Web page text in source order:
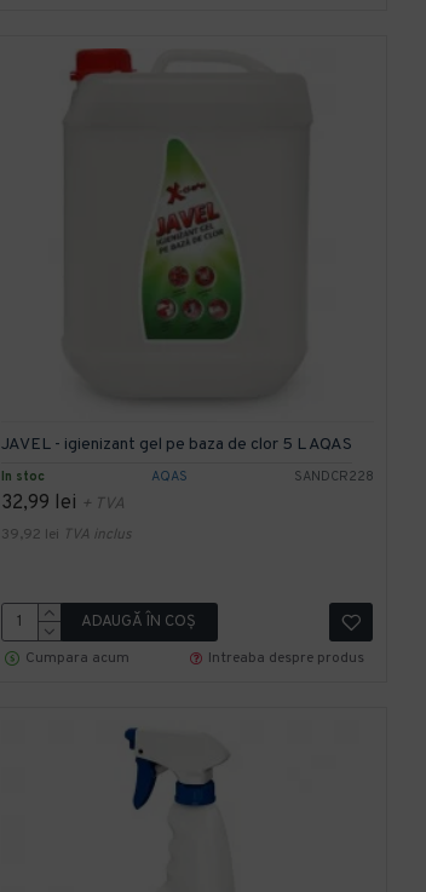
In stoc AQAS SANDCR228
JAVEL - igienizant gel pe baza de clor 5 L AQAS
32,99 lei + TVA
39,92 lei TVA inclus
ADAUGĂ ÎN COŞ
Cumpara acum
Intreaba despre produs